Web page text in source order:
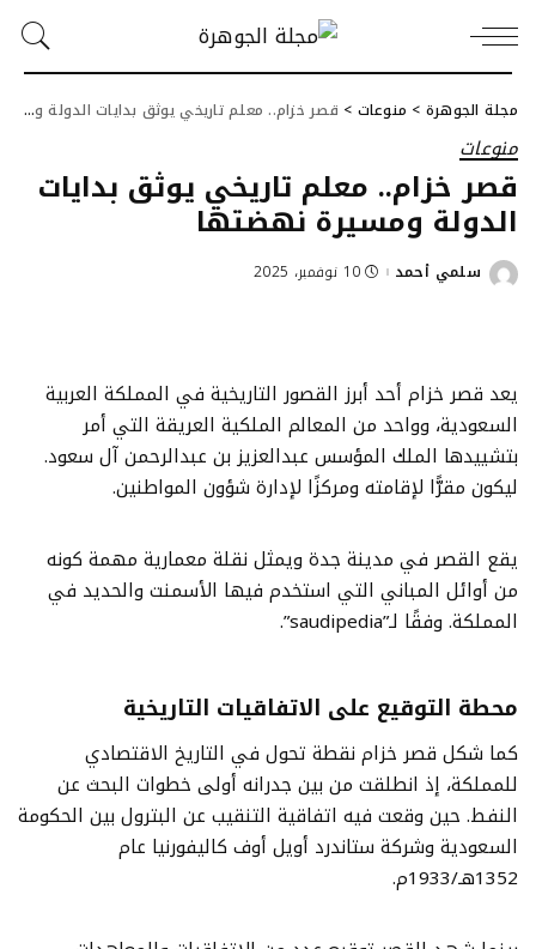
مجلة الجوهرة > منوعات > قصر خزام.. معلم تاريخي يوثق بدايات الدولة ومسيرة نهضتها
منوعات
قصر خزام.. معلم تاريخي يوثق بدايات
الدولة ومسيرة نهضتها
Posted
سلمي أحمد 10 نوفمبر، 2025
يعد قصر خزام أحد أبرز القصور التاريخية في المملكة العربية
السعودية، وواحد من المعالم الملكية العريقة التي أمر
بتشييدها الملك المؤسس عبدالعزيز بن عبدالرحمن آل سعود.
ليكون مقرًّا لإقامته ومركزًا لإدارة شؤون المواطنين.
يقع القصر في مدينة جدة ويمثل نقلة معمارية مهمة كونه
من أوائل المباني التي استخدم فيها الأسمنت والحديد في
المملكة. وفقًا لـ”saudipedia”.
محطة التوقيع على الاتفاقيات التاريخية
كما شكل قصر خزام نقطة تحول في التاريخ الاقتصادي
للمملكة، إذ انطلقت من بين جدرانه أولى خطوات البحث عن
النفط. حين وقعت فيه اتفاقية التنقيب عن البترول بين الحكومة
السعودية وشركة ستاندرد أويل أوف كاليفورنيا عام
1352هـ/1933م.